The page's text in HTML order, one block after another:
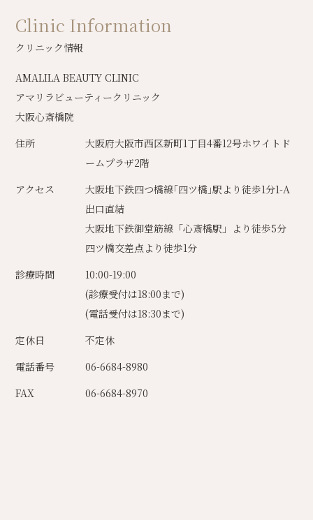
Clinic Information
クリニック情報
AMALILA BEAUTY CLINIC
アマリラビューティークリニック
大阪心斎橋院
住所
大阪府大阪市西区新町1丁目4番12号ホワイトド
ームプラザ2階
アクセス
大阪地下鉄四つ橋線｢四ツ橋｣駅より徒歩1分1-A
出口直結
大阪地下鉄御堂筋線「心斎橋駅」より徒歩5分
四ツ橋交差点より徒歩1分
診療時間
10:00-19:00
(診療受付は18:00まで)
(電話受付は18:30まで)
定休日
不定休
電話番号
06-6684-8980
FAX
06-6684-8970